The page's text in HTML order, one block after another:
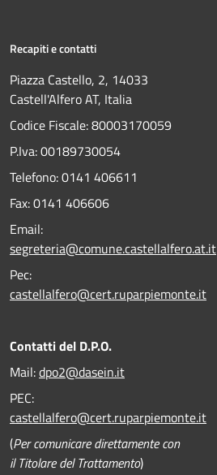
Recapiti e contatti
Piazza Castello, 2, 14033
Castell'Alfero AT, Italia
Codice Fiscale: 80003170059
P.Iva: 00189730054
Telefono:0141 406611
Fax:0141 406606
Email:
segreteria@comune.castellalfero.at.it
Pec:
castellalfero@cert.ruparpiemonte.it
Contatti del D.P.O.
Mail:dpo2@dasein.it
PEC:
castellalfero@cert.ruparpiemonte.it
(Per comunicare direttamente con
il Titolare del Trattamento)